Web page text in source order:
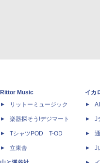
Rittor Music
リットーミュージック
楽器探そう!デジマート
TシャツPOD T-OD
立東舎
イカ
J
J